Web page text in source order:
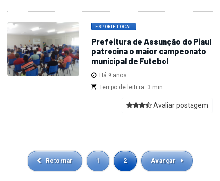
ESPORTE LOCAL
Prefeitura de Assunção do Piauí
patrocina o maior campeonato
municipal de Futebol
Há 9 anos
Tempo de leitura: 3 min
Avaliar postagem
Retornar 1 2 Avançar